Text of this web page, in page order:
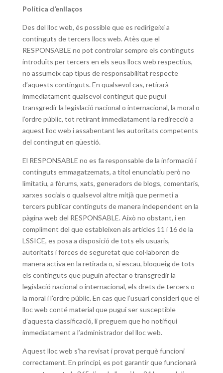
Política d’enllaços
Des del lloc web, és possible que es redirigeixi a
continguts de tercers llocs web. Atès que el
RESPONSABLE no pot controlar sempre els continguts
introduïts per tercers en els seus llocs web respectius,
no assumeix cap tipus de responsabilitat respecte
d’aquests continguts. En qualsevol cas, retirarà
immediatament qualsevol contingut que pugui
transgredir la legislació nacional o internacional, la moral o
l’ordre públic, tot retirant immediatament la redirecció a
aquest lloc web i assabentant les autoritats competents
del contingut en qüestió.
El RESPONSABLE no es fa responsable de la informació i
continguts emmagatzemats, a títol enunciatiu però no
limitatiu, a fòrums, xats, generadors de blogs, comentaris,
xarxes socials o qualsevol altre mitjà que permeti a
tercers publicar continguts de manera independent en la
pàgina web del RESPONSABLE. Això no obstant, i en
compliment del que estableixen als articles 11 i 16 de la
LSSICE, es posa a disposició de tots els usuaris,
autoritats i forces de seguretat que col·laboren de
manera activa en la retirada o, si escau, bloqueig de tots
els continguts que puguin afectar o transgredir la
legislació nacional o internacional, els drets de tercers o
la moral i l’ordre públic. En cas que l’usuari consideri que el
lloc web conté material que pugui ser susceptible
d’aquesta classificació, li preguem que ho notifiqui
immediatament a l’administrador del lloc web.
Aquest lloc web s’ha revisat i provat perquè funcioni
correctament. En principi, es pot garantir que funcionarà